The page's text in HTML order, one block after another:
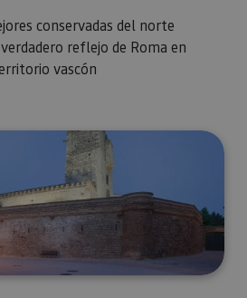
conservadas del norte
reflejo de Roma en
vascón
Exposición Permante del